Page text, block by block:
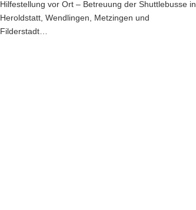
Hilfestellung vor Ort – Betreuung der Shuttlebusse in
Heroldstatt, Wendlingen, Metzingen und
Filderstadt…